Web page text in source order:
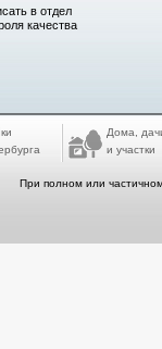
в отдел
качества
Дома,
и участки
При полном или